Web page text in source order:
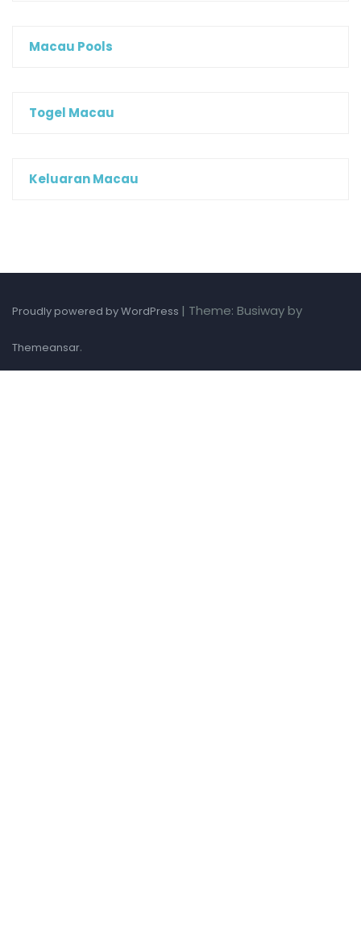
Macau Pools
Togel Macau
Keluaran Macau
Proudly powered by WordPress | Theme: Busiway by
Themeansar.